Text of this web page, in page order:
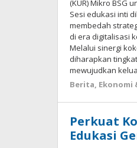
(KUR) Mikro BSG
Sesi edukasi inti
membedah
di era digitalisasi
Melalui sinergi
diharapkan
mewujudkan
Berita, Ekonomi
Perkuat
Edukasi